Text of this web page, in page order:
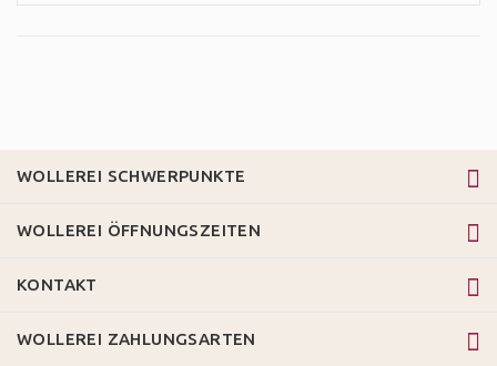
WOLLEREI SCHWERPUNKTE
WOLLEREI ÖFFNUNGSZEITEN
KONTAKT
WOLLEREI ZAHLUNGSARTEN